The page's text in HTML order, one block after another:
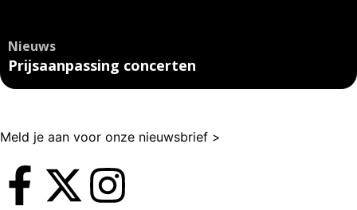
Nieuws
Prijsaanpassing concerten
Meld je aan voor onze nieuwsbrief >